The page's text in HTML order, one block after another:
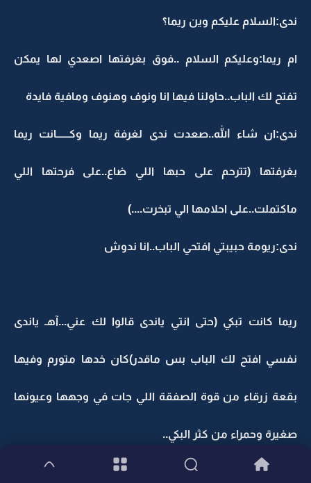
ندى:السلام عليكم وين ريما؟
ام ريما:وعليكم السلام ..فوق بغرفتها اصعدي لها يمكن
تفتح لك الباب..حاولنا فيها انا ونوف وهنوف ومافية فايدة
ندى:ان شاء الله..صعدت ندى لغرفة ريما وكــــــانت ريما
بغرفتها (تترحم على حبها اللي ضاع..على فرحتها اللي
ماكتملت..على احلامها الي تبخرت....)
ندى:ريومة حبيبتي افتحي الباب..انا ندوش
ريما كانت تبكي (حتى انتي ياندى قالوا لك عني...آهـ ياندى
نفسي افتح لك الباب بس ماقدر)كان خدها متورم وفيها
بقعة زرقاء من قوة الصفقة اللي جات في وجهها وعيونها
صغيرة وحمراء من كثر البكي..